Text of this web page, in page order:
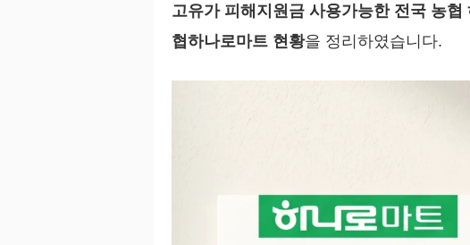
고유가 피해지원금 사용가능한 전국 농협
협하나로마트 현황을 정리하였습니다.